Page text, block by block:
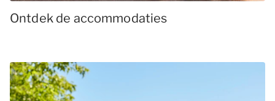
Ontdek de accommodaties